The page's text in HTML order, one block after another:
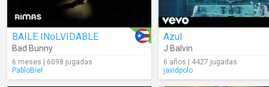
BAILE INoLVIDABLE
Bad Bunny
6 meses | 6098 jugadas
PabloBiel
Azul
J Balvin
6 años | 4427 jugadas
javidpolo